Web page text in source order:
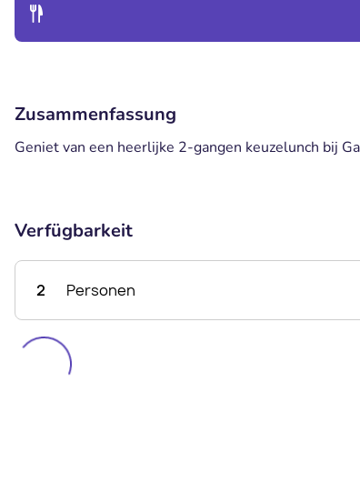
Zusammenfassung
Geniet van een heerlijke 2-gangen keuzelunch bij
Verfügbarkeit
2 Personen